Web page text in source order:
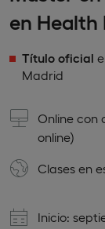
en Health
Título oficial
Madrid
Online con
online)
Clases en
Inicio: